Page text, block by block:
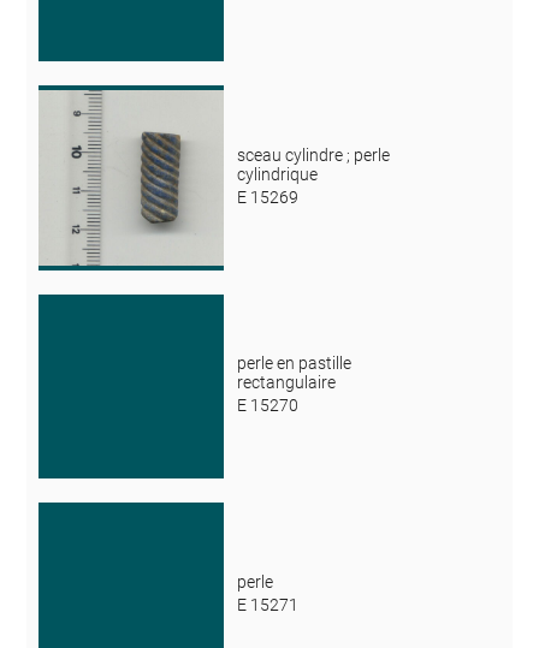
sceau cylindre ; perle
cylindrique
E 15269
perle en pastille
rectangulaire
E 15270
perle
E 15271